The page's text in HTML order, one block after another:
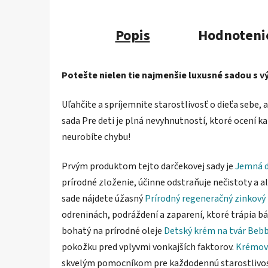
Popis
Potešte nielen tie najmenšie luxusné sadou s
Uľahčite a spríjemnite starostlivosť o dieťa sebe,
sada Pre deti je plná nevyhnutností, ktoré ocení
neurobíte chybu!
Prvým produktom tejto darčekovej sady jeJemná
prírodné zloženie, účinne odstraňuje nečistoty a
sade nájdete úžasnýPrírodný regeneračný
odreninách, podráždení a zaparení, ktoré trápia
bohatý na prírodné oleje Detský krém na tvár
pokožku pred vplyvmi vonkajších faktorov.
skvelým pomocníkom pre každodennú